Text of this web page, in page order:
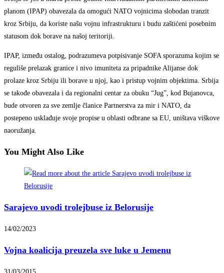
planom (IPAP) obavezala da omogući NATO vojnicima slobodan tranzit
kroz Srbiju, da koriste našu vojnu infrastrukturu i budu zaštićeni posebnim
statusom dok borave na našoj teritoriji.
IPAP, između ostalog, podrazumeva potpisivanje SOFA sporazuma kojim se
reguliše prelazak granice i nivo imuniteta za pripadnike Alijanse dok
prolaze kroz Srbiju ili borave u njoj, kao i pristup vojnim objektima. Srbija
se takođe obavezala i da regionalni centar za obuku “Jug”, kod Bujanovca,
bude otvoren za sve zemlje članice Partnerstva za mir i NATO, da
postepeno usklađuje svoje propise u oblasti odbrane sa EU, uništava viškove
naoružanja.
You Might Also Like
Sarajevo uvodi trolejbuse iz Belorusije
14/02/2023
Vojna koalicija preuzela sve luke u Jemenu